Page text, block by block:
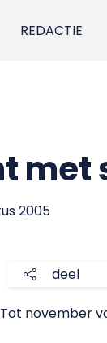
REDACTIE
met
2005
deel
november